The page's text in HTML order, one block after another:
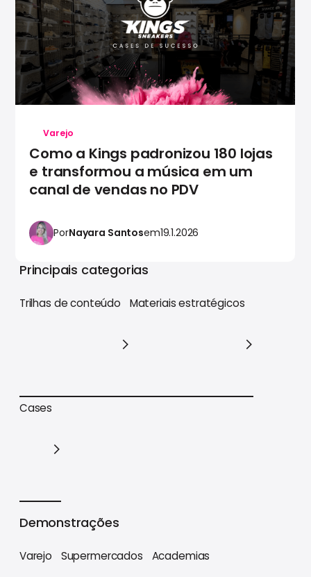
Varejo
Como a Kings padronizou 180 lojas
e transformou a música em um
canal de vendas no PDV
PorNayara Santosem19.1.2026
Principais categorias
Trilhas de conteúdo
Trilhas de conteúdo
Materiais estratégicos
Cases
Demonstrações
Varejo Supermercados Academias